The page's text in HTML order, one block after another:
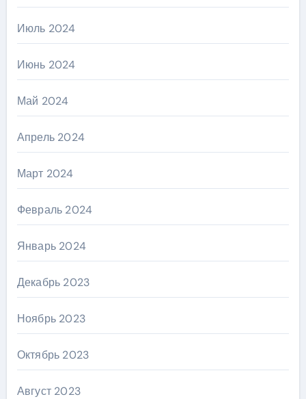
Июль 2024
Июнь 2024
Май 2024
Апрель 2024
Март 2024
Февраль 2024
Январь 2024
Декабрь 2023
Ноябрь 2023
Октябрь 2023
Август 2023